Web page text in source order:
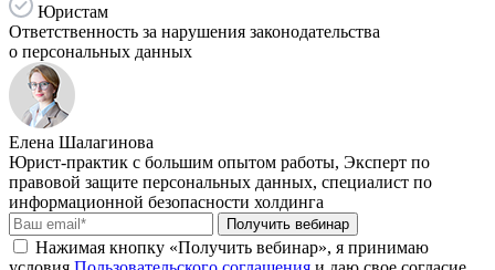
Юристам
Ответственность за нарушения законодательства
о персональных данных
Елена Шалагинова
Юрист-практик с большим опытом работы, Эксперт по
правовой защите персональных данных, специалист по
информационной безопасности холдинга
Получить вебинар
Нажимая кнопку «Получить вебинар», я принимаю